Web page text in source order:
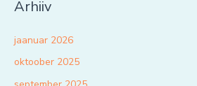
Arhiiv
jaanuar 2026
oktoober 2025